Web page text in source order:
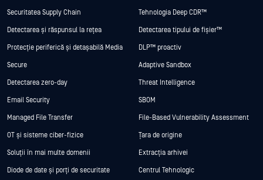
Securitatea Supply Chain
Detectarea și răspunsul la rețea
Protecție periferică și detașabilă Media
Secure
Detectarea zero-day
Email Security
Managed File Transfer
OT și sisteme ciber-fizice
Soluții în mai multe domenii
Diode de date și porți de securitate
Tehnologia Deep CDR™
Detectarea tipului de fișier™
DLP™ proactiv
Adaptive Sandbox
Threat Intelligence
SBOM
File-Based Vulnerability Assessment
Țara de origine
Extracția arhivei
Centrul Tehnologic